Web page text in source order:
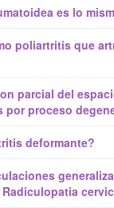
es lo
poliartritis que
parcial del
por proceso
deformante?